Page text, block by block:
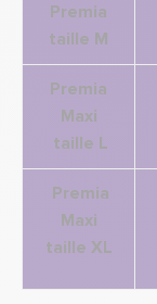
Premia
taille M
Premia
Maxi
taille L
Premia
Maxi
taille XL